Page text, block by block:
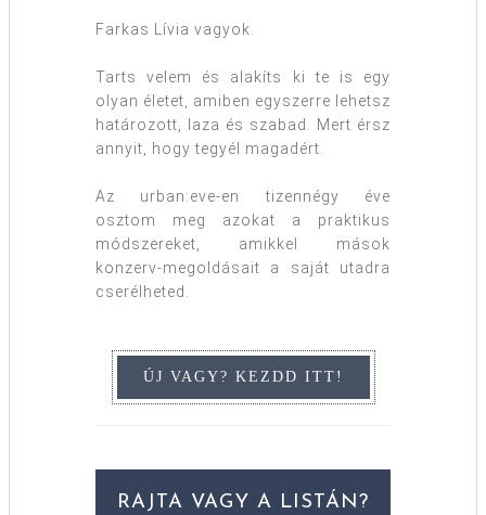
Farkas Lívia vagyok.
Tarts velem és alakíts ki te is egy
olyan életet, amiben egyszerre lehetsz
határozott, laza és szabad. Mert érsz
annyit, hogy tegyél magadért.
Az urban:eve-en tizennégy éve
osztom meg azokat a praktikus
módszereket, amikkel mások
konzerv-megoldásait a saját utadra
cserélheted.
RAJTA VAGY A LISTÁN?